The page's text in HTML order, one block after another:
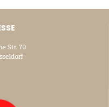
Str. 70